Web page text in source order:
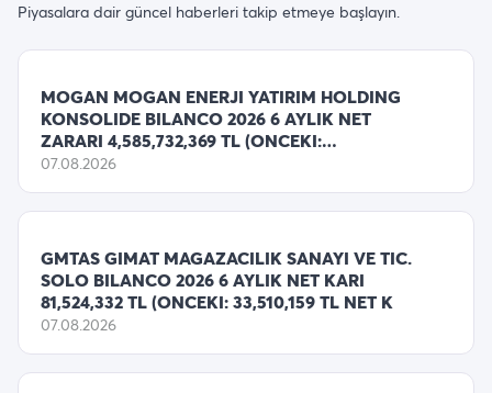
Piyasalara dair güncel haberleri takip etmeye başlayın.
MOGAN MOGAN ENERJI YATIRIM HOLDING
KONSOLIDE BILANCO 2026 6 AYLIK NET
ZARARI 4,585,732,369 TL (ONCEKI:
5,580,728,109
07.08.2026
GMTAS GIMAT MAGAZACILIK SANAYI VE TIC.
SOLO BILANCO 2026 6 AYLIK NET KARI
81,524,332 TL (ONCEKI: 33,510,159 TL NET K
07.08.2026